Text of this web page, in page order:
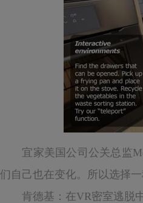
宜家美国公司公关总监
们自己也在变化。所以选择
肯德基：在VR密室逃脱